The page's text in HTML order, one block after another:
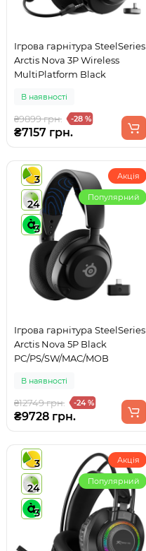
Ігрова гарнітура SteelSeries
Arctis Nova 3P Wireless
MultiPlatform Black
В наявності
₴9899 грн. -28 %
₴7157 грн.
3
24
3
Акція
Популярний
Ігрова гарнітура SteelSeries
Arctis Nova 5P Black
PC/PS/SW/MAC/MOB
В наявності
₴12749 грн. -24 %
₴9728 грн.
3
24
3
Акція
Популярний